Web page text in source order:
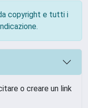
copyright e tutti i
o creare un link